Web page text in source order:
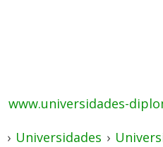
www.universidades-
› Universidades ›